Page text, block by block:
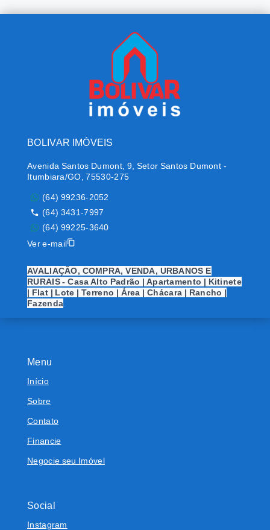
Menu
Início
Sobre
Contato
Financie
Negocie seu Imóvel
Social
Instagram
BOLIVAR IMÓVEIS
Avenida Santos Dumont, 9, Setor Santos Dumont -
Itumbiara/GO, 75530-275
(64) 99236-2052
(64) 3431-7997
(64) 99225-3640
Ver e-mail
AVALIAÇÃO, COMPRA, VENDA, URBANOS E
RURAIS - Casa Alto Padrão | Apartamento | Kitinete
| Flat | Lote | Terreno | Área | Chácara | Rancho |
Fazenda